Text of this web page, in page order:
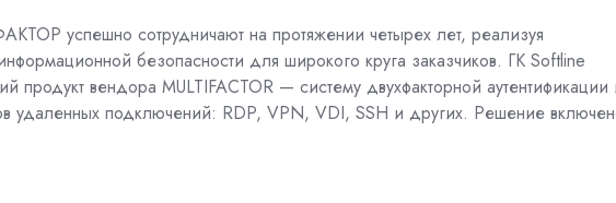
успешно сотрудничают на протяжении четырех лет, реализуя
безопасности для широкого круга заказчиков. ГК Softline
продукт вендора MULTIFACTOR — систему двухфакторной аутентификации
удаленных подключений: RDP, VPN, VDI, SSH и других. Решение